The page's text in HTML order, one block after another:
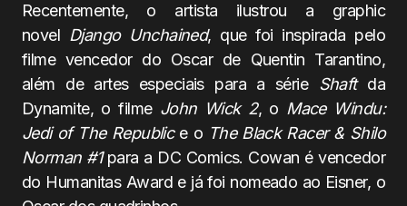
Recentemente, o artista ilustrou a graphic
novel Django Unchained, que foi inspirada pelo
filme vencedor do Oscar de Quentin Tarantino,
além de artes especiais para a série Shaftda
Dynamite, o filme John Wick 2, o Mace Windu:
Jedi of The Republice o The Black Racer & Shilo
Norman #1para a DC Comics. Cowan é vencedor
do Humanitas Award e já foi nomeado ao Eisner, o